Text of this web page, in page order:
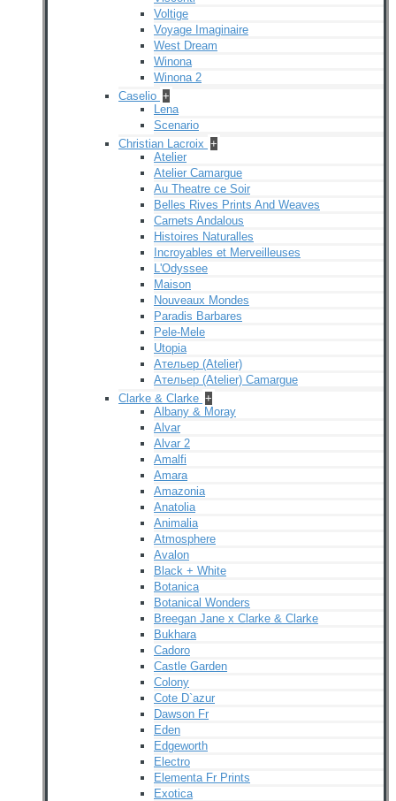
Voltige
Voyage Imaginaire
West Dream
Winona
Winona 2
Caselio +
Lena
Scenario
Christian Lacroix +
Atelier
Atelier Camargue
Au Theatre ce Soir
Belles Rives Prints And Weaves
Carnets Andalous
Histoires Naturalles
Incroyables et Merveilleuses
L'Odyssee
Maison
Nouveaux Mondes
Paradis Barbares
Pele-Mele
Utopia
Ательер (Atelier)
Ательер (Atelier) Camargue
Clarke & Clarke +
Albany & Moray
Alvar
Alvar 2
Amalfi
Amara
Amazonia
Anatolia
Animalia
Atmosphere
Avalon
Black + White
Botanica
Botanical Wonders
Breegan Jane x Clarke & Clarke
Bukhara
Cadoro
Castle Garden
Colony
Cote D`azur
Dawson Fr
Eden
Edgeworth
Electro
Elementa Fr Prints
Exotica